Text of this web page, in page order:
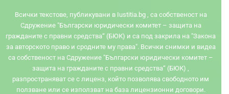
Всички текстове, публикувани в Iustitia.bg , са собственост на
Сдружение "Български юридически комитет – защита на
гражданите с правни средства“ (БЮК) и са под закрила на "Закона
за авторското право и сродните му права". Всички снимки и видеа
са собственост на Сдружение "Български юридически комитет –
защита на гражданите с правни средства“ (БЮК) ,
разпространяват се с лиценз, който позволява свободното им
ползване или се използват на база лицензионни договори.